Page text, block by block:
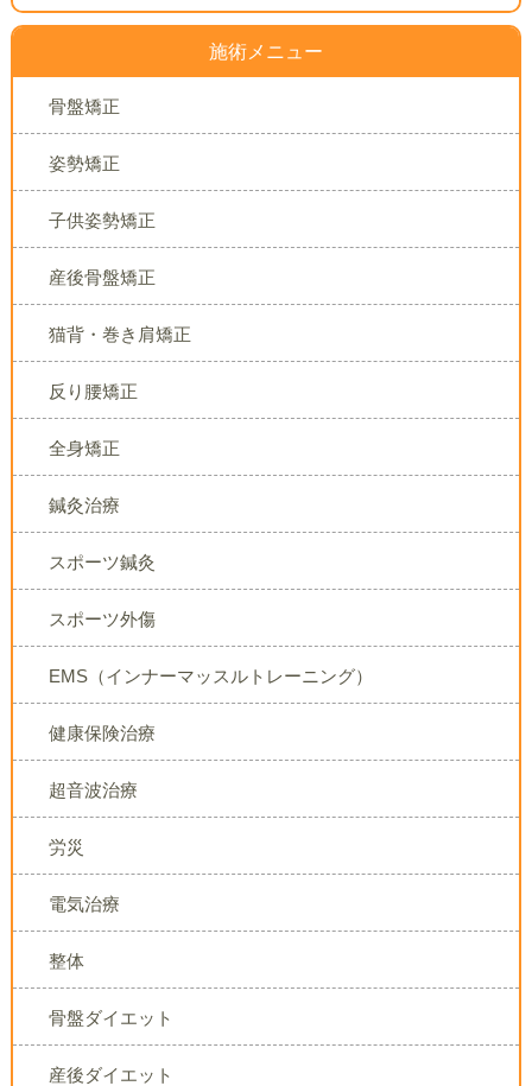
施術メニュー
骨盤矯正
姿勢矯正
子供姿勢矯正
産後骨盤矯正
猫背・巻き肩矯正
反り腰矯正
全身矯正
鍼灸治療
スポーツ鍼灸
スポーツ外傷
EMS（インナーマッスルトレーニング）
健康保険治療
超音波治療
労災
電気治療
整体
骨盤ダイエット
産後ダイエット